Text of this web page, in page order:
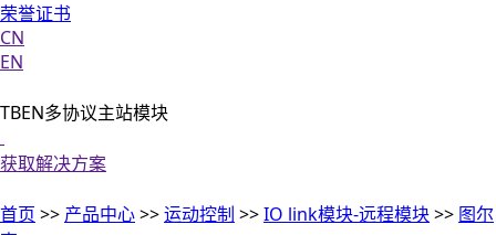
荣誉证书
CN
EN
TBEN多协议主站模块
获取解决方案
首页 >> 产品中心>>运动控制 >>IO link模块-远程模块>> 图尔